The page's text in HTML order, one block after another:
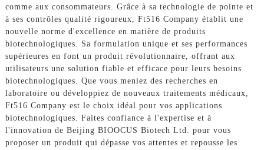
comme aux consommateurs. Grâce à sa technologie de pointe et
à ses contrôles qualité rigoureux, Ft516 Company établit une
nouvelle norme d'excellence en matière de produits
biotechnologiques. Sa formulation unique et ses performances
supérieures en font un produit révolutionnaire, offrant aux
utilisateurs une solution fiable et efficace pour leurs besoins
biotechnologiques. Que vous meniez des recherches en
laboratoire ou développiez de nouveaux traitements médicaux,
Ft516 Company est le choix idéal pour vos applications
biotechnologiques. Faites confiance à l'expertise et à
l'innovation de Beijing BIOOCUS Biotech Ltd. pour vous
proposer un produit qui dépasse vos attentes et repousse les